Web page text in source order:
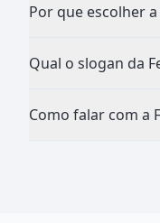
Por que escolher
Qual o slogan da
Como falar com a